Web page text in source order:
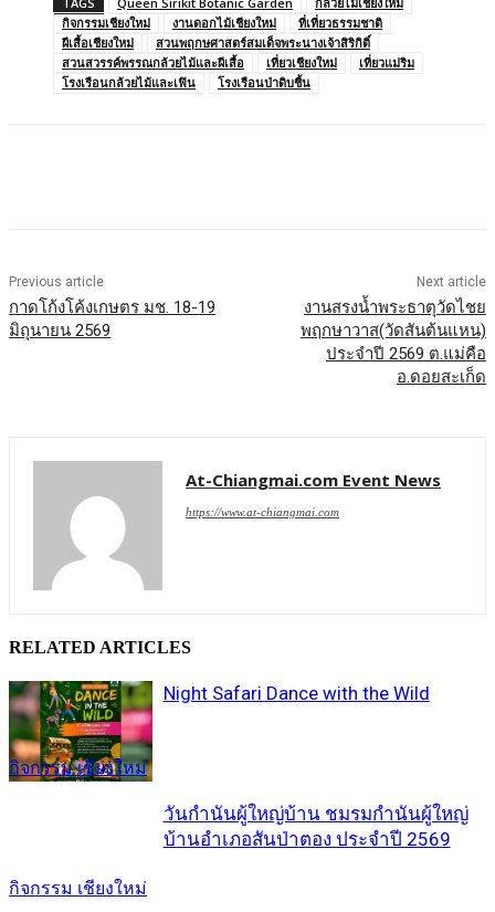
กิจกรรมเชียงใหม่
งานดอกไม้เชียงใหม่
ที่เที่ยวธรรมชาติ
ผีเสื้อเชียงใหม่
สวนพฤกษศาสตร์สมเด็จพระนางเจ้าสิริกิติ์
สวนสวรรค์พรรณกล้วยไม้และผีเสื้อ
เที่ยวเชียงใหม่
เที่ยวแม่ริม
โรงเรือนกล้วยไม้และเฟิน
โรงเรือนป่าดิบชื้น
Previous article
กาดโก้งโค้งเกษตร มช. 18-19
มิถุนายน 2569
Next article
งานสรงน้ำพระธาตุวัดไชย
พฤกษาวาส(วัดสันต้นแหน)
ประจำปี 2569 ต.แม่คือ
อ.ดอยสะเก็ด
At-Chiangmai.com Event News
https://www.at-chiangmai.com
RELATED ARTICLES
กิจกรรม เชียงใหม่
Night Safari Dance with the Wild
กิจกรรม เชียงใหม่
วันกำนันผู้ใหญ่บ้าน ชมรมกำนันผู้ใหญ่
บ้านอำเภอสันป่าตอง ประจำปี 2569